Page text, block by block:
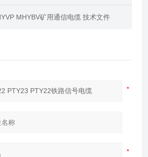
MHYBV矿用通信电缆 技术文件